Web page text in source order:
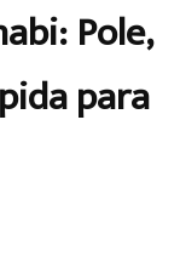
Pole,
para